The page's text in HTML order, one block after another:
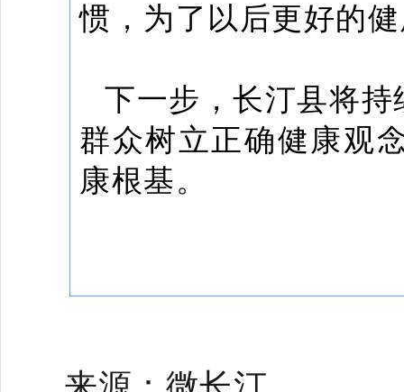
惯，为了以后更好的
下一步，长汀县将
群众树立正确健康观
康根基。